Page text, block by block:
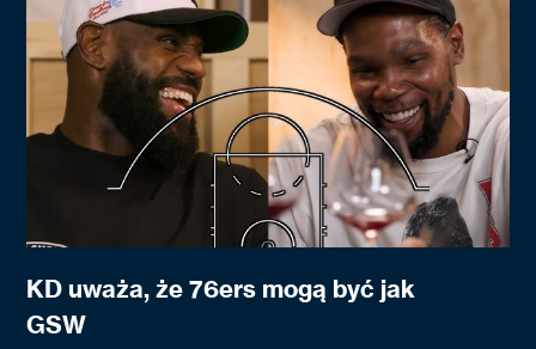
KD uważa, że 76ers mogą być jak
GSW